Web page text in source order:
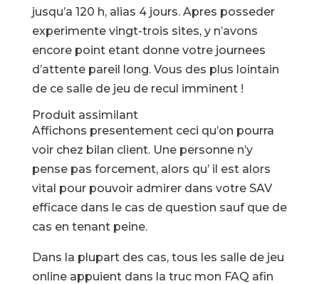
jusqu’a 120 h, alias 4 jours. Apres posseder
experimente vingt-trois sites, y n’avons
encore point etant donne votre journees
d’attente pareil long. Vous des plus lointain
de ce salle de jeu de recul imminent !
Produit assimilant
Affichons presentement ceci qu’on pourra
voir chez bilan client. Une personne n’y
pense pas forcement, alors qu’ il est alors
vital pour pouvoir admirer dans votre SAV
efficace dans le cas de question sauf que de
cas en tenant peine.
Dans la plupart des cas, tous les salle de jeu
online appuient dans la truc mon FAQ afin